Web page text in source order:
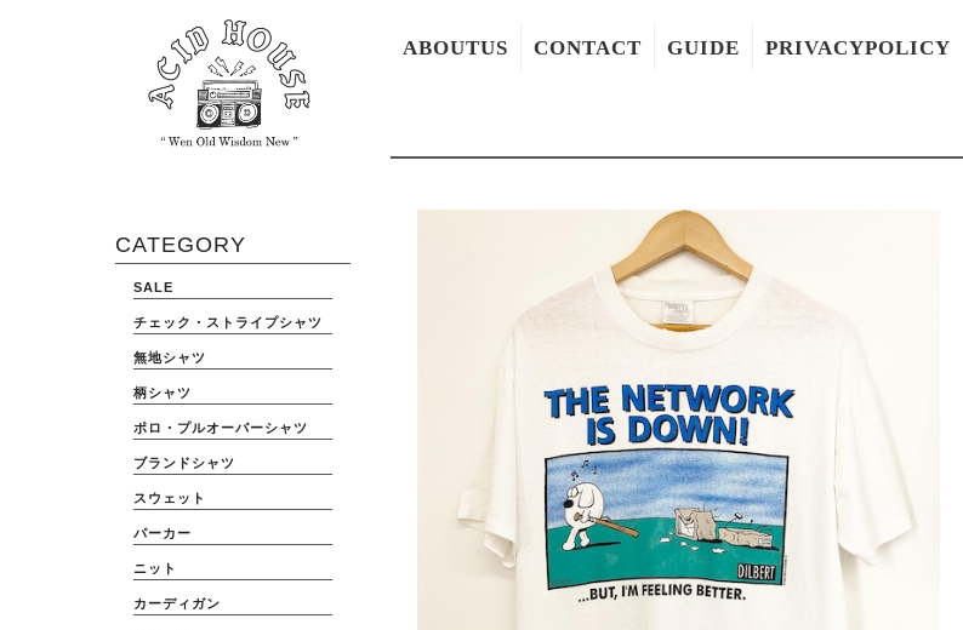
CATEGORY
SALE
チェック・ストライプシャツ
無地シャツ
柄シャツ
ポロ・プルオーバーシャツ
ブランドシャツ
スウェット
パーカー
ニット
カーディガン
ABOUTUS CONTACT GUIDE PRIVACYPOLICY